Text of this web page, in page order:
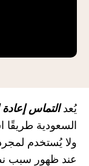
يُعدالتماس
السعودية طريقًا
ولا يُستخدم
عند ظهور سبب